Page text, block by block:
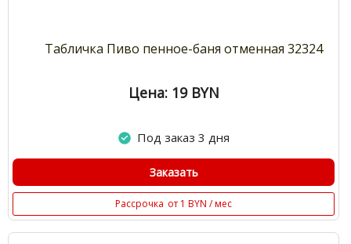
Табличка Пиво пенное-баня отменная 32324
Цена: 19 BYN
Под заказ 3 дня
Заказать
Рассрочка от 1 BYN / мес